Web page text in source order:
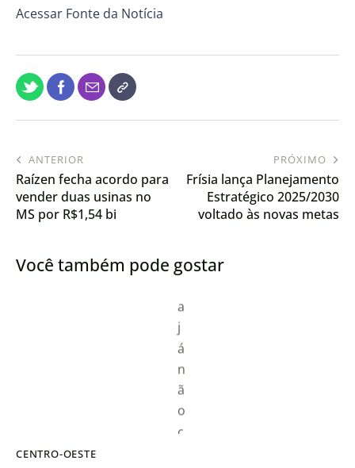
Acessar Fonte da Notícia
ANTERIOR
Raízen fecha acordo para
vender duas usinas no
MS por R$1,54 bi
PRÓXIMO
Frísia lança Planejamento
Estratégico 2025/2030
voltado às novas metas
Você também pode gostar
CENTRO-OESTE